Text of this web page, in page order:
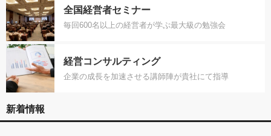
全国経営者セミナー
毎回600名以上の経営者が学ぶ最大級の勉強会
経営コンサルティング
企業の成長を加速させる講師陣が貴社にて指導
新着情報